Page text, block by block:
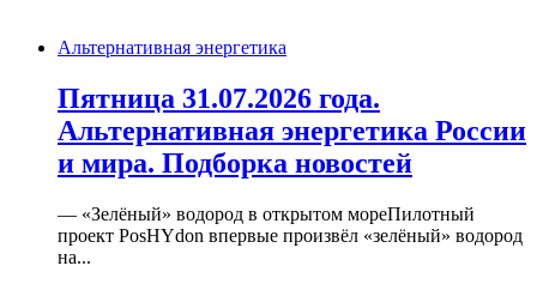
Альтернативная энергетика
Пятница 31.07.2026 года.
Альтернативная энергетика России
и мира. Подборка новостей
— «Зелёный» водород в открытом мореПилотный
проект PosHYdon впервые произвёл «зелёный» водород
на...